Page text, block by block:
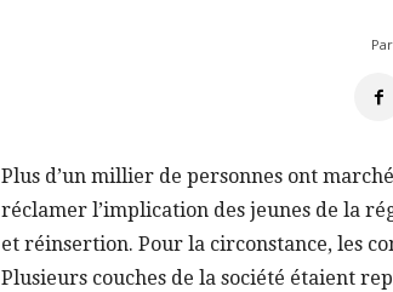
Par
Plus d’un millier de personnes ont
réclamer l’implication des jeunes de la
et réinsertion. Pour la circonstance, les
Plusieurs couches de la société étaient